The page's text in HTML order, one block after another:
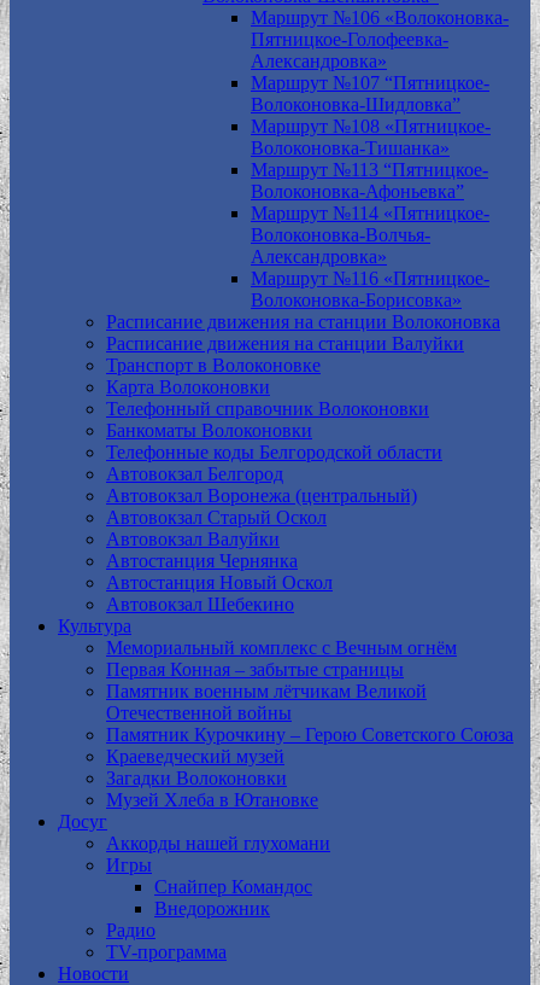
Маршрут №106 «Волоконовка-
Пятницкое-Голофеевка-
Александровка»
Маршрут №107 “Пятницкое-
Волоконовка-Шидловка”
Маршрут №108 «Пятницкое-
Волоконовка-Тишанка»
Маршрут №113 “Пятницкое-
Волоконовка-Афоньевка”
Маршрут №114 «Пятницкое-
Волоконовка-Волчья-
Александровка»
Маршрут №116 «Пятницкое-
Волоконовка-Борисовка»
Расписание движения на станции Волоконовка
Расписание движения на станции Валуйки
Транспорт в Волоконовке
Карта Волоконовки
Телефонный справочник Волоконовки
Банкоматы Волоконовки
Телефонные коды Белгородской области
Автовокзал Белгород
Автовокзал Воронежа (центральный)
Автовокзал Старый Оскол
Автовокзал Валуйки
Автостанция Чернянка
Автостанция Новый Оскол
Автовокзал Шебекино
Культура
Мемориальный комплекс с Вечным огнём
Первая Конная – забытые страницы
Памятник военным лётчикам Великой
Отечественной войны
Памятник Курочкину – Герою Советского Союза
Краеведческий музей
Загадки Волоконовки
Музей Хлеба в Ютановке
Досуг
Аккорды нашей глухомани
Игры
Снайпер Командос
Внедорожник
Радио
TV-программа
Новости